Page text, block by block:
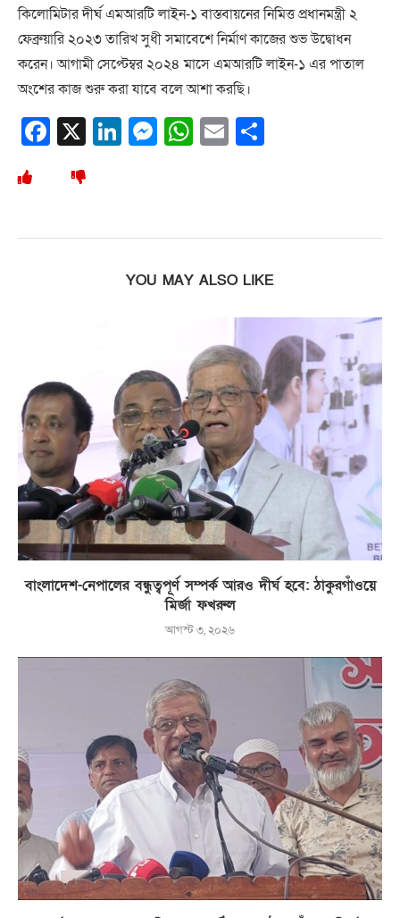
কিলোমিটার দীর্ঘ এমআরটি লাইন-১ বাস্তবায়নের নিমিত্ত প্রধানমন্ত্রী ২
ফেব্রুয়ারি ২০২৩ তারিখ সুধী সমাবেশে নির্মাণ কাজের শুভ উদ্বোধন
করেন। আগামী সেপ্টেম্বর ২০২৪ মাসে এমআরটি লাইন-১ এর পাতাল
অংশের কাজ শুরু করা যাবে বলে আশা করছি।
Facebook
X LinkedIn
Messenger
WhatsApp
Email
YOU MAY ALSO LIKE
বাংলাদেশ-নেপালের বন্ধুত্বপূর্ণ সম্পর্ক আরও দীর্ঘ হবে: ঠাকুরগাঁওয়ে
মির্জা ফখরুল
আগস্ট ৩, ২০২৬